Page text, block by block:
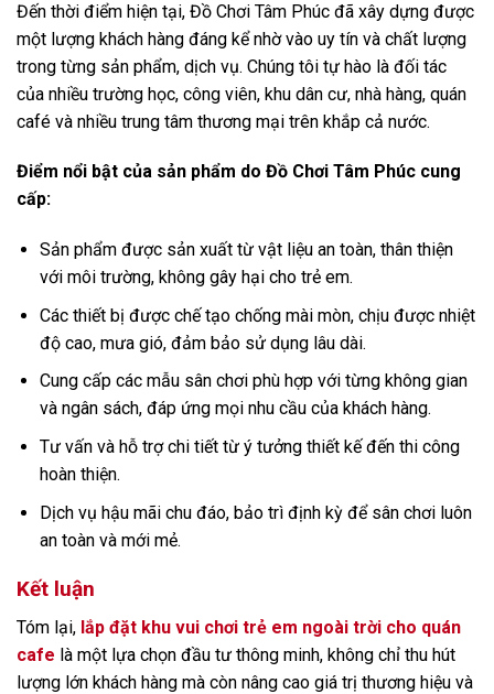
Đến thời điểm hiện tại, Đồ Chơi Tâm Phúc đã xây dựng được
một lượng khách hàng đáng kể nhờ vào uy tín và chất lượng
trong từng sản phẩm, dịch vụ. Chúng tôi tự hào là đối tác
của nhiều trường học, công viên, khu dân cư, nhà hàng, quán
café và nhiều trung tâm thương mại trên khắp cả nước.
Điểm nổi bật của sản phẩm do Đồ Chơi Tâm Phúc cung
cấp:
Sản phẩm được sản xuất từ vật liệu an toàn, thân thiện
với môi trường, không gây hại cho trẻ em.
Các thiết bị được chế tạo chống mài mòn, chịu được nhiệt
độ cao, mưa gió, đảm bảo sử dụng lâu dài.
Cung cấp các mẫu sân chơi phù hợp với từng không gian
và ngân sách, đáp ứng mọi nhu cầu của khách hàng.
Tư vấn và hỗ trợ chi tiết từ ý tưởng thiết kế đến thi công
hoàn thiện.
Dịch vụ hậu mãi chu đáo, bảo trì định kỳ để sân chơi luôn
an toàn và mới mẻ.
Kết luận
Tóm lại, lắp đặt khu vui chơi trẻ em ngoài trời cho quán
cafe là một lựa chọn đầu tư thông minh, không chỉ thu hút
lượng lớn khách hàng mà còn nâng cao giá trị thương hiệu và